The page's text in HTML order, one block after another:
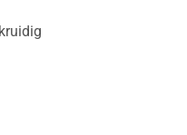
kruidig